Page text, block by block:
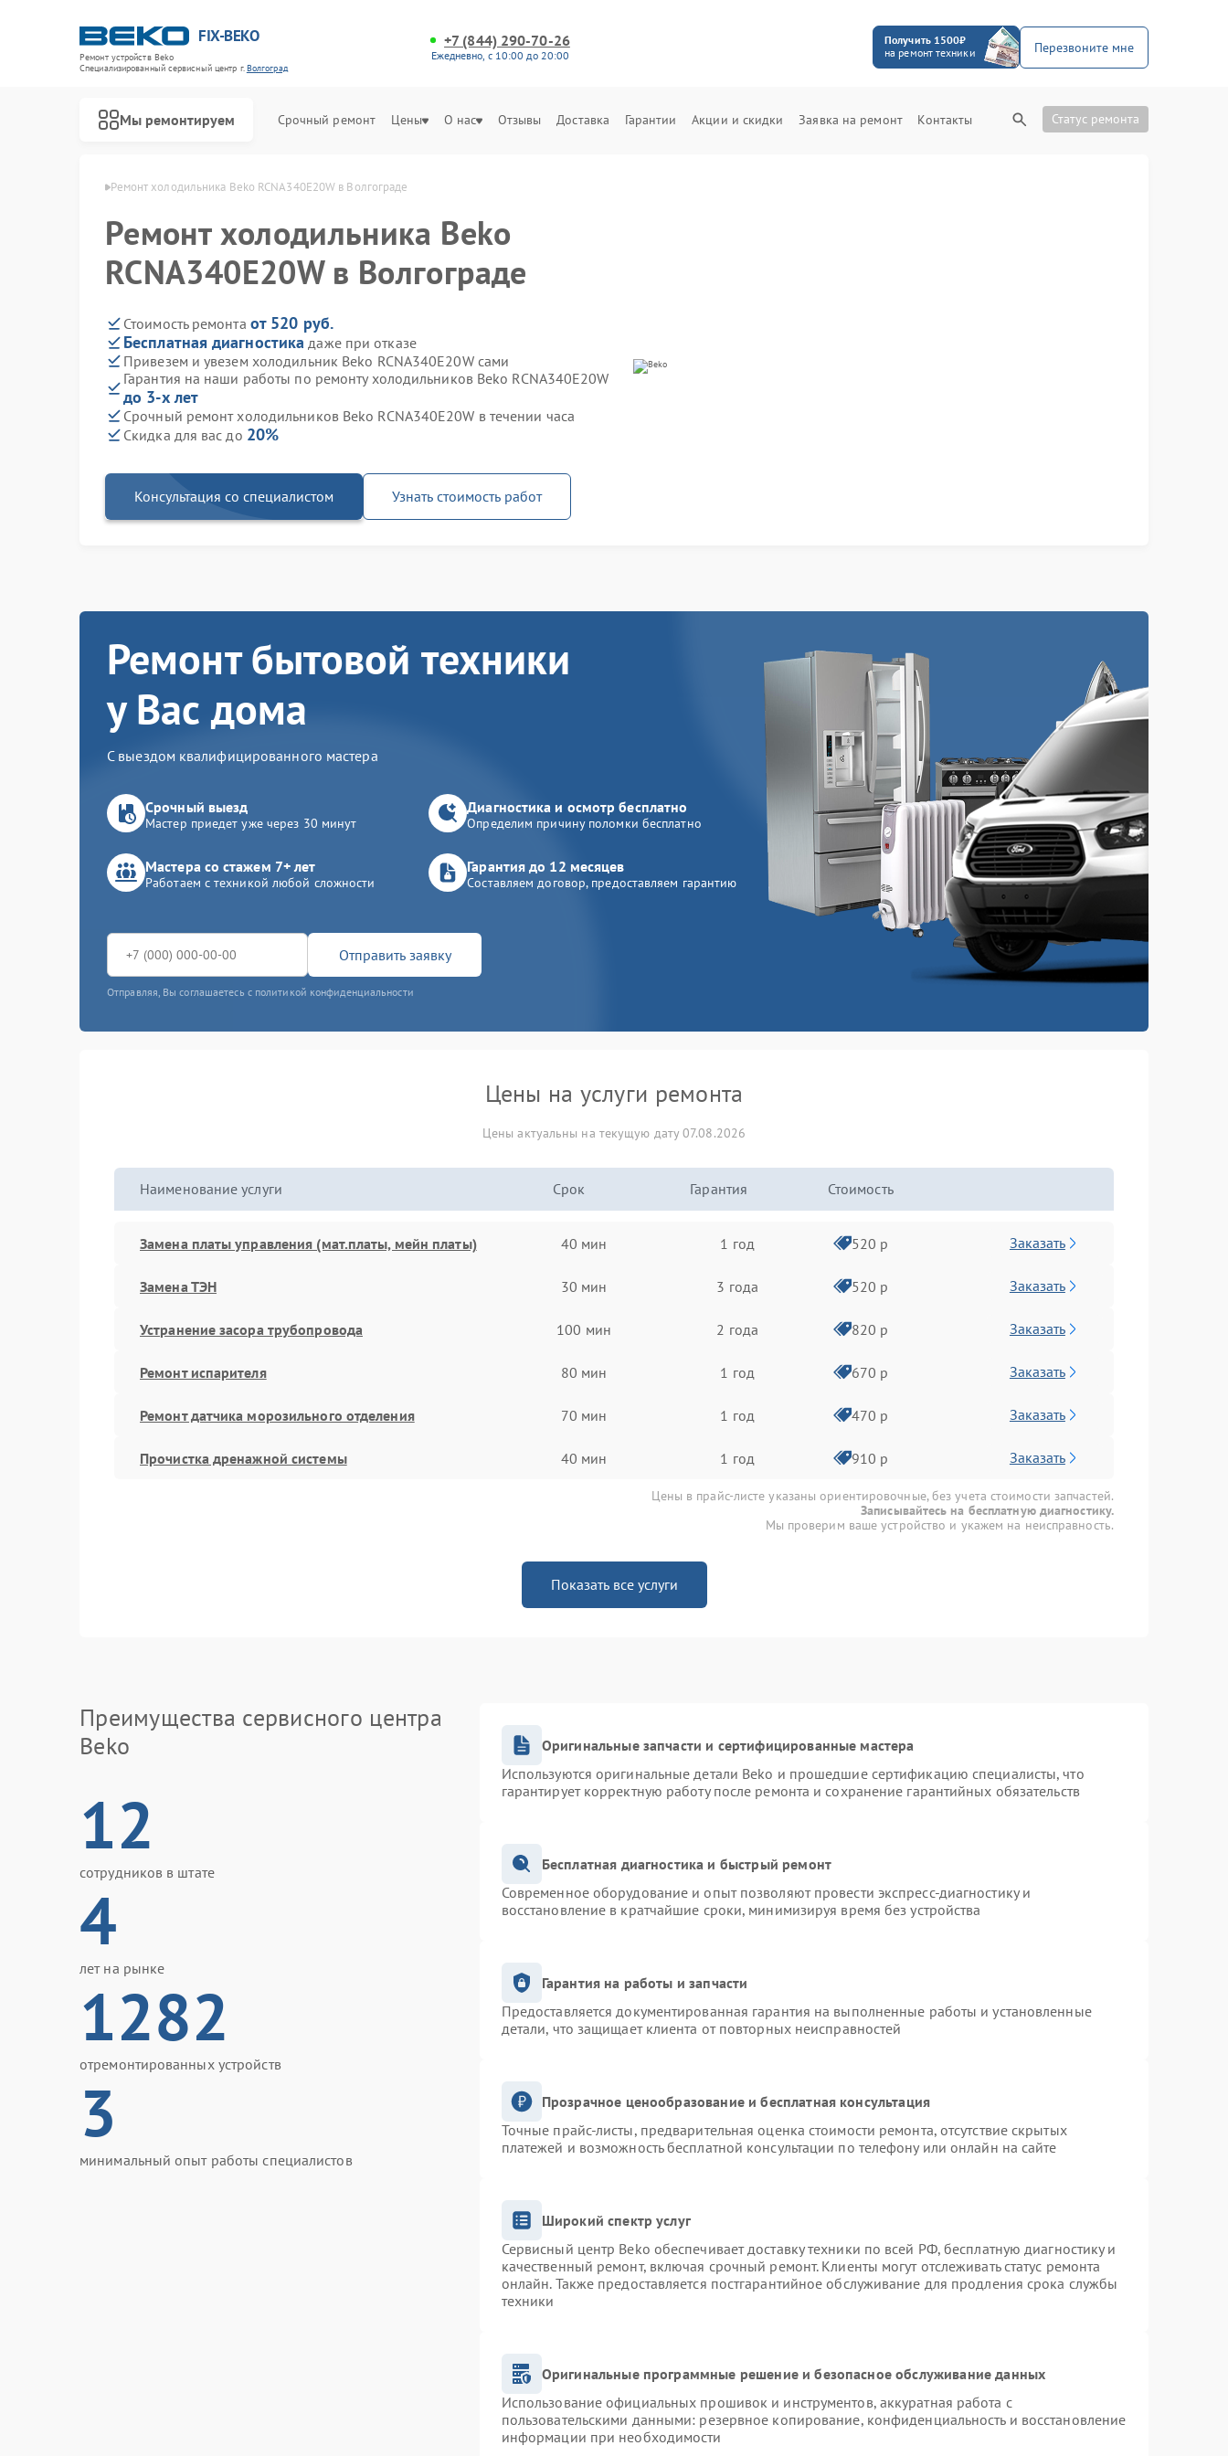
FIX-BEKO
Ремонт устройств Beko
Специализированный cервисный центр г.Волгоград
+7 (844) 290-70-26
Ежедневно, с 10:00 до 20:00
Получить 1500₽
на ремонт техники
Перезвоните мне
Мы ремонтируем Срочный ремонт Цены О нас Отзывы Доставка Гарантии Акции и скидки Заявка на ремонт Контакты Статус ремонта
Ремонт холодильника Beko RCNA340E20W в Волгограде
Ремонт холодильника Beko
RCNA340E20W в Волгограде
Стоимость ремонта от 520 руб.
Бесплатная диагностика даже при отказе
Привезем и увезем холодильник Beko RCNA340E20W сами
Гарантия на наши работы по ремонту холодильников Beko RCNA340E20W
до 3-х лет
Срочный ремонт холодильников Beko RCNA340E20W в течении часа
Скидка для вас до 20%
Консультация со специалистом Узнать стоимость работ
Ремонт бытовой техники
у Вас дома
С выездом квалифицированного мастера
Срочный выезд
Мастер приедет уже через 30 минут
Диагностика и осмотр бесплатно
Определим причину поломки бесплатно
Мастера со стажем 7+ лет
Работаем с техникой любой сложности
Гарантия до 12 месяцев
Составляем договор, предоставляем гарантию
Отправить заявку
Отправляя, Вы соглашаетесь с политикой конфиденциальности
Цены на услуги ремонта
Цены актуальны на текущую дату 07.08.2026
Наименование услуги Срок Гарантия Стоимость
Замена платы управления (мат.платы, мейн платы) 40 мин 1 год 520 р Заказать
Замена ТЭН 30 мин 3 года 520 р Заказать
Устранение засора трубопровода 100 мин 2 года 820 р Заказать
Ремонт испарителя 80 мин 1 год 670 р Заказать
Ремонт датчика морозильного отделения 70 мин 1 год 470 р Заказать
Прочистка дренажной системы 40 мин 1 год 910 р Заказать
Цены в прайс-листе указаны ориентировочные, без учета стоимости запчастей.
Записывайтесь на бесплатную диагностику.
Мы проверим ваше устройство и укажем на неисправность.
Показать все услуги
Преимущества сервисного центра
Beko
12
сотрудников в штате
4
лет на рынке
1282
отремонтированных устройств
3
минимальный опыт работы специалистов
Оригинальные запчасти и сертифицированные мастера
Используются оригинальные детали Beko и прошедшие сертификацию специалисты, что
гарантирует корректную работу после ремонта и сохранение гарантийных обязательств
Бесплатная диагностика и быстрый ремонт
Современное оборудование и опыт позволяют провести экспресс-диагностику и
восстановление в кратчайшие сроки, минимизируя время без устройства
Гарантия на работы и запчасти
Предоставляется документированная гарантия на выполненные работы и установленные
детали, что защищает клиента от повторных неисправностей
Прозрачное ценообразование и бесплатная консультация
Точные прайс-листы, предварительная оценка стоимости ремонта, отсутствие скрытых
платежей и возможность бесплатной консультации по телефону или онлайн на сайте
Широкий спектр услуг
Сервисный центр Beko обеспечивает доставку техники по всей РФ, бесплатную диагностику и
качественный ремонт, включая срочный ремонт. Клиенты могут отслеживать статус ремонта
онлайн. Также предоставляется постгарантийное обслуживание для продления срока службы
техники
Оригинальные программные решение и безопасное обслуживание данных
Использование официальных прошивок и инструментов, аккуратная работа с
пользовательскими данными: резервное копирование, конфиденциальность и восстановление
информации при необходимости